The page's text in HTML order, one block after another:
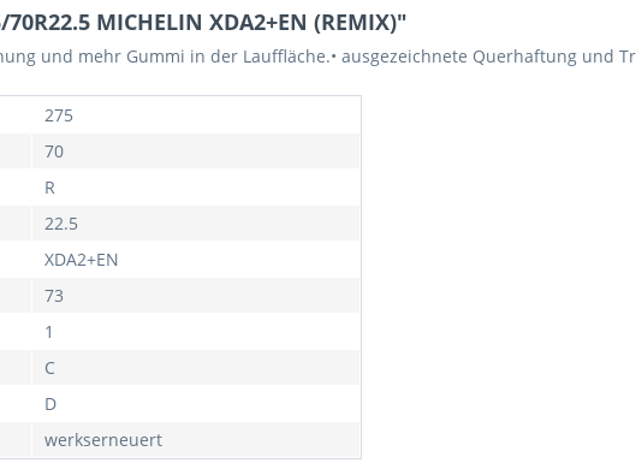
MICHELIN XDA2+EN (REMIX)"
und mehr Gummi in der Lauffläche.• ausgezeichnete Querhaftung und
275
70
R
22.5
XDA2+EN
73
1
C
D
werkserneuert